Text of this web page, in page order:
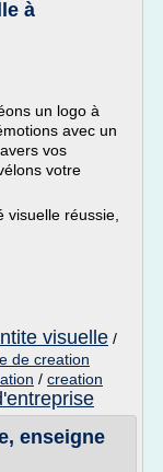
à
un logo à
avec un
vos
votre
réussie,
visuelle /
de creation
/ creation
enseigne